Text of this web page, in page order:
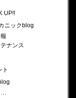
UP!!
ニックblog
ナンス
ト
…